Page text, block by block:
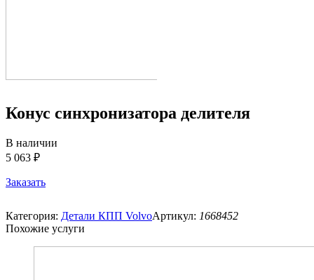
Конус синхронизатора делителя
В наличии
5 063 ₽
Заказать
Категория: Детали КПП VolvoАртикул: 1668452
Похожие услуги